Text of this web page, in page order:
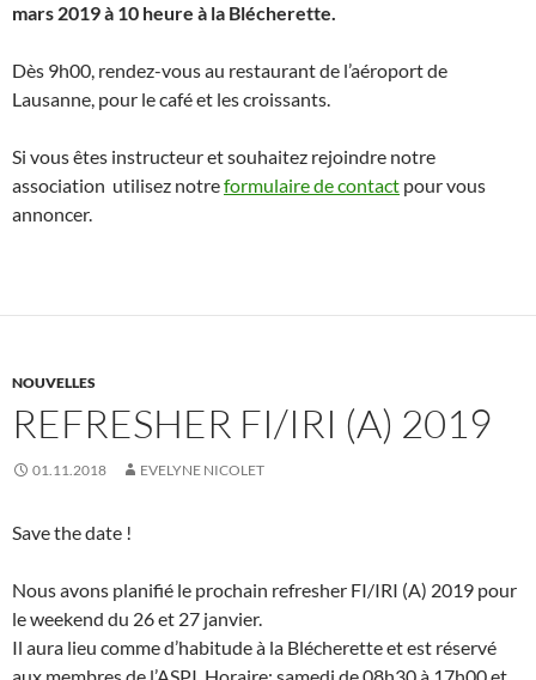
mars 2019 à 10 heure à la Blécherette.
Dès 9h00, rendez-vous au restaurant de l’aéroport de
Lausanne, pour le café et les croissants.
Si vous êtes instructeur et souhaitez rejoindre notre
association utilisez notreformulaire de contact pour vous
annoncer.
NOUVELLES
REFRESHER FI/IRI (A) 2019
01.11.2018 EVELYNE NICOLET
Save the date !
Nous avons planifié le prochain refresher FI/IRI (A) 2019 pour
le weekend du 26 et 27 janvier.
Il aura lieu comme d’habitude à la Blécherette et est réservé